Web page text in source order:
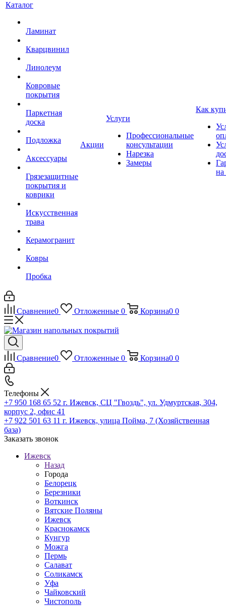
Каталог
Ламинат
Кварцвинил
Линолеум
Ковровые
покрытия
Паркетная
доска
Подложка
Аксессуары
Грязезащитные
покрытия и
коврики
Искусственная
трава
Керамогранит
Ковры
Пробка
Акции
Услуги
Профессиональные
консультации
Нарезка
Замеры
Как
на
Сравнение0 Отложенные 0 Корзина0 0
Сравнение0 Отложенные 0 Корзина0 0
Телефоны
+7 950 168 65 52 г. Ижевск, СЦ "Гвоздь", ул. Удмуртская, 304,
корпус 2, офис 41
+7 922 501 63 11 г. Ижевск, улица Пойма, 7 (Хозяйственная
база)
Заказать звонок
Ижевск
Назад
Города
Белорецк
Березники
Воткинск
Вятские Поляны
Ижевск
Краснокамск
Кунгур
Можга
Пермь
Салават
Соликамск
Уфа
Чайковский
Чистополь